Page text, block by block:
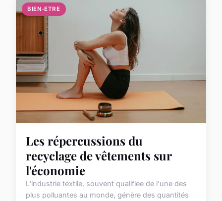
BIEN-ETRE
Les répercussions du
recyclage de vêtements sur
l'économie
L'industrie textile, souvent qualifiée de l'une des
plus polluantes au monde, génère des quantités